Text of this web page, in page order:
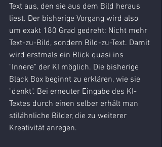
Text aus, den sie aus dem Bild heraus
liest. Der bisherige Vorgang wird also
um exakt 180 Grad gedreht: Nicht mehr
Text-zu-Bild, sondern Bild-zu-Text. Damit
wird erstmals ein Blick quasi ins
"Innere" der KI möglich. Die bisherige
Black Box beginnt zu erklären, wie sie
"denkt". Bei erneuter Eingabe des KI-
Textes durch einen selber erhält man
stilähnliche Bilder, die zu weiterer
Kreativität anregen.